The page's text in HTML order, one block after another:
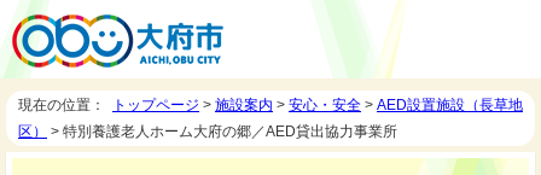
現在の位置： トップページ > 施設案内 > 安心・安全 > AED設置施設（長草地
区）
> 特別養護老人ホーム大府の郷／AED貸出協力事業所